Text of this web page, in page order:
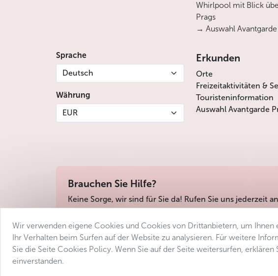
Whirlpool mit Blick
Prags
→ Auswahl Avantgarde
Sprache
Deutsch
Währung
EUR
Erkunden
Orte
Freizeitaktivitäten &
Touristeninformation
Auswahl Avantgarde
Brauchen Sie Hilfe?
Keine Sorge, wir sind für Sie da! Rufen Sie uns jederzeit
Geschäftsbedingungen Datenschutz
Wir verwenden eigene Cookies und Cookies von Drittanbietern, um
Ihr Verhalten beim Surfen auf der Website zu analysieren. Für weitere
Sie die Seite Cookies Policy. Wenn Sie auf der Seite weitersurfen,
einverstanden.